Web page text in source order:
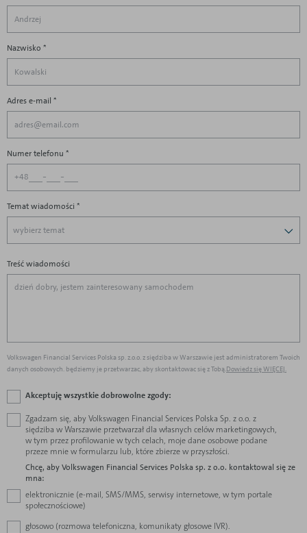
Nazwisko *
Adres e-mail *
Numer telefonu *
+48 - -
Temat wiadomości *
wybierz temat
Treść wiadomości
Volkswagen Financial Services Polska sp. z.o.o. z siędziba w Warszawie jest administratorem Twoich
danych osobowych. będziemy je przetwarzac, aby skontaktowac się z Tobą.Dowiedz się WIĘCEJ.
Akceptuję wszystkie dobrowolne zgody:
Zgadzam się, aby Volkswagen Financial Services Polska Sp. z o.o. z
siędziba w Warszawie przetwarzał dla własnych celów marketingowych,
w tym przez profilowanie w tych celach, moje dane osobowe podane
przeze mnie w formularzu lub, które zbierze w przyszłości.
Chcę, aby Volkswagen Financial Services Polska sp. z o.o. kontaktowal się ze
mna:
elektronicznie (e-mail, SMS/MMS, serwisy internetowe, w tym portale
społecznościowe)
głosowo (rozmowa telefoniczna, komunikaty głosowe IVR).